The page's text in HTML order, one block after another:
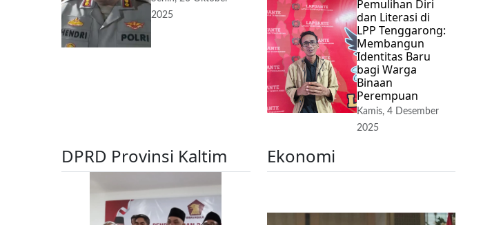
2025
Pemulihan Diri
dan Literasi di
LPP Tenggarong:
Membangun
Identitas Baru
bagi Warga
Binaan
Perempuan
Kamis, 4 Desember
2025
DPRD Provinsi Kaltim Ekonomi